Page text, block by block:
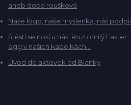
aneb doba roušková
Naše logo, naše myšlenka, náš
Štěstí se nosí u nás. Roztomilý Easter
egg v našich kabelkách...
Úvod do aktovek od Blanky